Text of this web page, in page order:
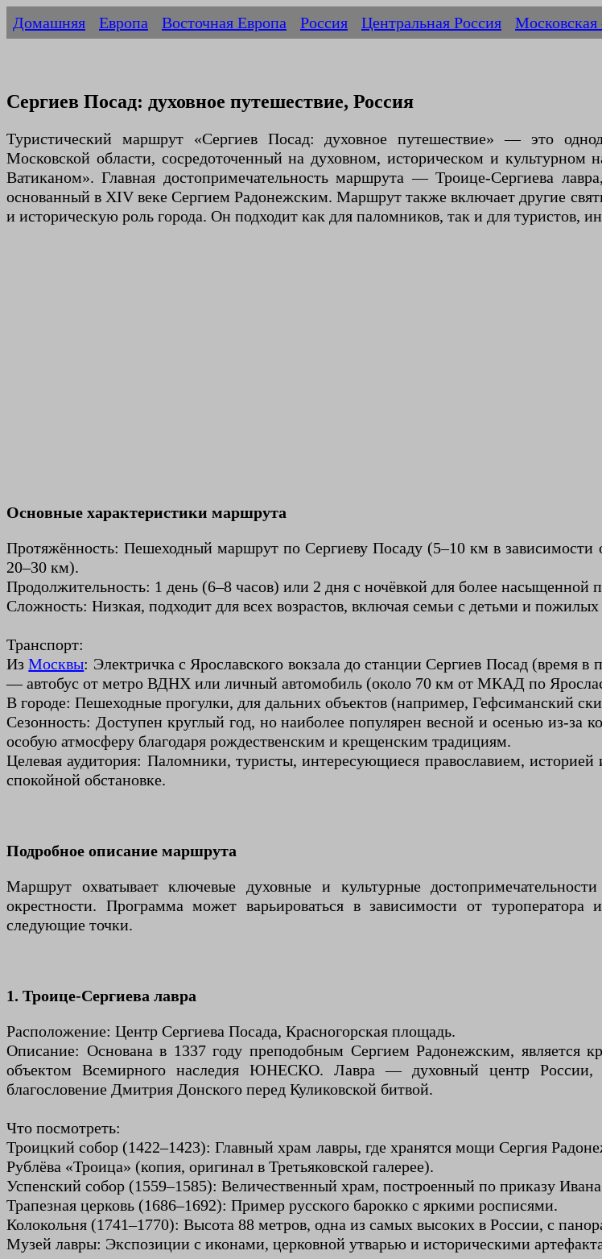
Домашняя Европа Восточная Европа Россия Центральная Россия Московская
Сергиев Посад: духовное путешествие, Россия
Туристический маршрут «Сергиев Посад: духовное путешествие» — это
Московской области, сосредоточенный на духовном, историческом и культурном
Ватиканом». Главная достопримечательность маршрута — Троице-Сергиева
основанный в XIV веке Сергием Радонежским. Маршрут также включает другие
и историческую роль города. Он подходит как для паломников, так и для туристов,
Основные характеристики маршрута
Протяжённость: Пешеходный маршрут по Сергиеву Посаду (5–10 км в
20–30 км).
Продолжительность: 1 день (6–8 часов) или 2 дня с ночёвкой для более насыщенной
Сложность: Низкая, подходит для всех возрастов, включая семьи с детьми и
Транспорт:
ИзМосквы: Электричка с Ярославского вокзала до станции Сергиев Посад (время
— автобус от метро ВДНХ или личный автомобиль (около 70 км от МКАД по
В городе: Пешеходные прогулки, для дальних объектов (например, Гефсиманский
Сезонность: Доступен круглый год, но наиболее популярен весной и осенью из-
особую атмосферу благодаря рождественским и крещенским традициям.
Целевая аудитория: Паломники, туристы, интересующиеся православием,
спокойной обстановке.
Подробное описание маршрута
Маршрут охватывает ключевые духовные и культурные
окрестности. Программа может варьироваться в зависимости от
следующие точки.
1. Троице-Сергиева лавра
Расположение: Центр Сергиева Посада, Красногорская площадь.
Описание: Основана в 1337 году преподобным Сергием Радонежским, является
объектом Всемирного наследия ЮНЕСКО. Лавра — духовный центр России,
благословение Дмитрия Донского перед Куликовской битвой.
Что посмотреть:
Троицкий собор (1422–1423): Главный храм лавры, где хранятся мощи Сергия
Рублёва «Троица» (копия, оригинал в Третьяковской галерее).
Успенский собор (1559–1585): Величественный храм, построенный по приказу
Трапезная церковь (1686–1692): Пример русского барокко с яркими росписями.
Колокольня (1741–1770): Высота 88 метров, одна из самых высоких в России, с
Музей лавры: Экспозиции с иконами, церковной утварью и историческими